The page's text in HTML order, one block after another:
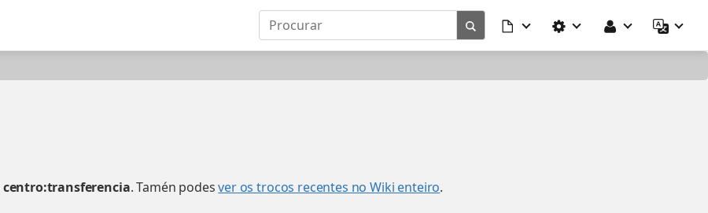
centro:transferencia. Tamén podesver os trocos recentes no Wiki enteiro.